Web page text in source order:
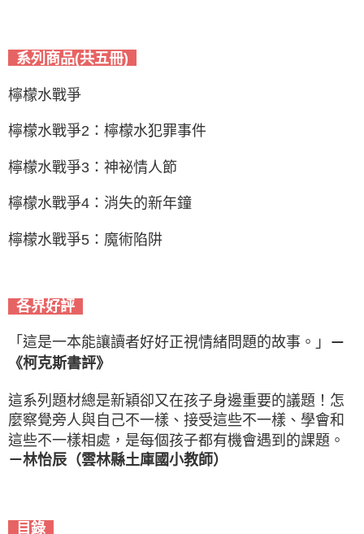
系列商品(共五冊)
檸檬水戰爭
檸檬水戰爭2：檸檬水犯罪事件
檸檬水戰爭3：神祕情人節
檸檬水戰爭4：消失的新年鐘
檸檬水戰爭5：魔術陷阱
各界好評
「這是一本能讓讀者好好正視情緒問題的故事。」 －
《柯克斯書評》
這系列題材總是新穎卻又在孩子身邊重要的議題！怎
麼察覺旁人與自己不一樣、接受這些不一樣、學會和
這些不一樣相處，是每個孩子都有機會遇到的課題。
－林怡辰（雲林縣土庫國小教師）
目錄